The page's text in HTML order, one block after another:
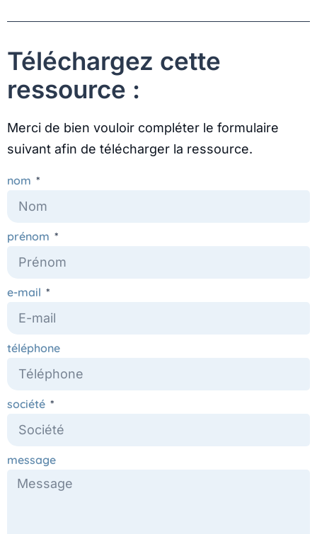
Téléchargez cette
ressource :
Merci de bien vouloir compléter le formulaire
suivant afin de télécharger la ressource.
nom
prénom
e-mail
téléphone
société
message